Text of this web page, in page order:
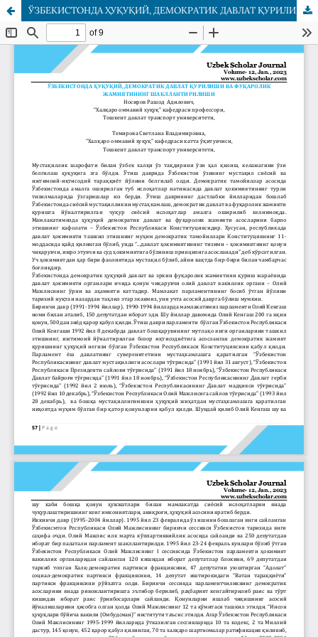
ЎЗБЕКИСТОНДА ҲУҚУҚИЙ, ДЕМОКРАТИК ДАВЛАТ ҚУРИЛИШИ ВА ФУҚАРОЛИК ЖАМИЯТИНИНГ ШАКЛЛАНТИРИЛИШИ